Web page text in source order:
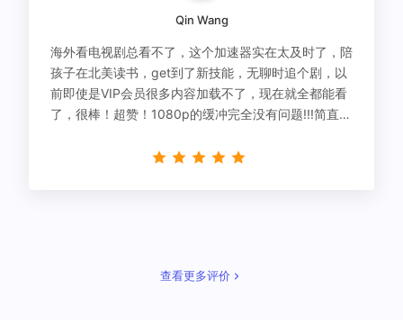
Qin Wang
海外看电视剧总看不了，这个加速器实在太及时了，陪
孩子在北美读书，get到了新技能，无聊时追个剧，以
前即使是VIP会员很多内容加载不了，现在就全都能看
了，很棒！超赞！1080p的缓冲完全没有问题!!!简直救
查看更多评价